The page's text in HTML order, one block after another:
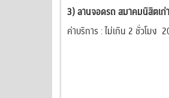
3) ลานจอดรถ สมาคมนิสิตเ
ค่าบริการ : ไม่เกิน 2 ชั่วโมง